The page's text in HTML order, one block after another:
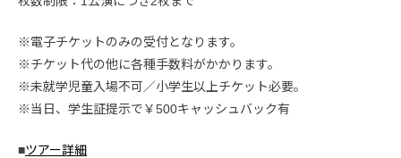
※電子チケットのみの受付となります。
※チケット代の他に各種手数料がかかります。
※未就学児童入場不可／小学生以上チケット必要。
※当日、学生証提示で￥500キャッシュバック有
■ツアー詳細